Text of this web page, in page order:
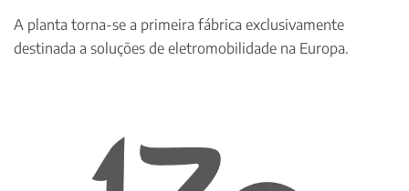
A planta torna-se a primeira fábrica exclusivamente
destinada a soluções de eletromobilidade na Europa.